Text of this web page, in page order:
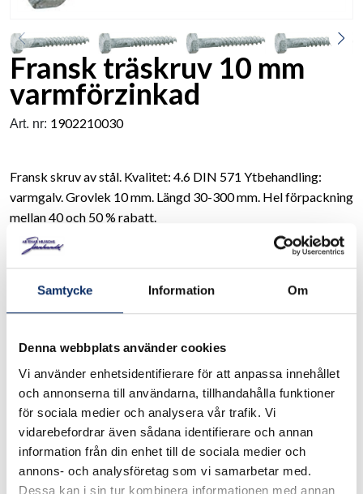
Samtycke Information Om
Denna webbplats använder cookies
Vi använder enhetsidentifierare för att anpassa innehållet
och annonserna till användarna, tillhandahålla funktioner
för sociala medier och analysera vår trafik. Vi
vidarebefordrar även sådana identifierare och annan
information från din enhet till de sociala medier och
annons- och analysföretag som vi samarbetar med.
Dessa kan i sin tur kombinera informationen med annan
Fransk träskruv 10 mm
varmförzinkad
Art. nr: 1902210030
Fransk skruv av stål. Kvalitet: 4.6 DIN 571 Ytbehandling:
varmgalv. Grovlek 10 mm. Längd 30-300 mm. Hel förpackning
mellan 40 och 50 % rabatt.
I lager
Storlek-1
Förpackning
Välj Förpackning